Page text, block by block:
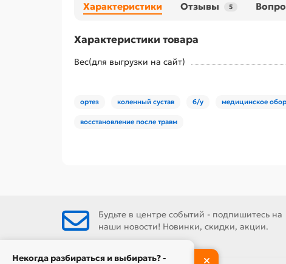
Характеристики Отзывы 5
Характеристики товара
Вес(для выгрузки на сайт)
ортез коленный сустав б/у медицинское
восстановление после травм
Будьте в центре событий - подпишитесь на
наши новости! Новинки, скидки, акции.
Некогда разбираться и выбирать? -